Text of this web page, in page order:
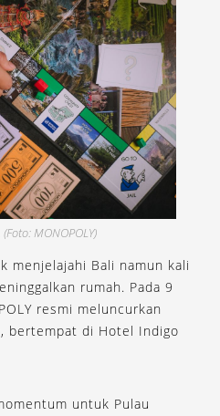
MONOPOLY)
menjelajahi Bali namun kali
rumah. Pada 9
resmi meluncurkan
bertempat di Hotel Indigo
untuk Pulau